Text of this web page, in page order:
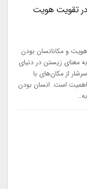
تقویت هویت
و مکانانسان بودن
معنای زیستن در دنیای
از مکان‌های با
است. انسان بودن